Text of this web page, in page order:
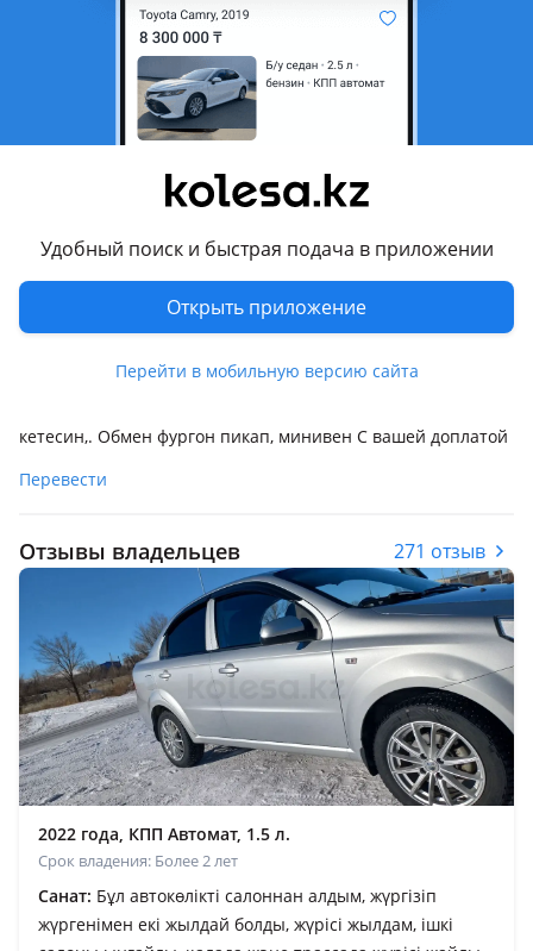
Удобный поиск и быстрая подача в приложении
Открыть приложение
Перейти в мобильную версию сайта
2020 - н.в. 1 поколение
Седан
Объем двигателя, л
Пробег
Автомат
Руль
Слева
Растаможен в Казахстане
Комментарий продавца
кетесин,. Обмен фургон пикап, минивен С вашей доплатой
Перевести
Отзывы владельцев 271 отзыв
2022 года, КПП Автомат, 1.5 л.
Срок владения: Более 2 лет
Санат: Бұл автокөлікті салоннан алдым, жүргізіп
жүргенімен екі жылдай болды, жүрісі жылдам, ішкі